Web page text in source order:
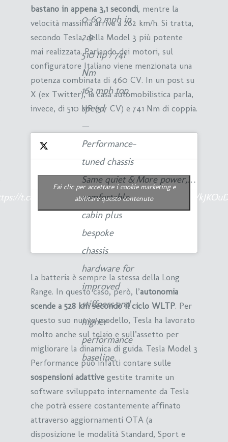
bastano in appena 3,1 secondi, mentre la
velocità massima arriva a 262 km/h. Si tratta,
secondo Tesla, della Model 3 più potente
mai realizzata. Parlando dei motori, sul
configuratore Italiano viene menzionata una
potenza combinata di 460 CV. In un post su
X (ex Twitter), la casa automobilistica parla,
invece, di 510 HP (517 CV) e 741 Nm di coppia.
t.co/IEF8dpRyvJ
0-60 mph in
2.9
510 hp / 741
Nm
163 mph top
speed
—
Performance-
tuned chassis
Same quiet &
comfortable
cabin plus
bespoke
chassis
hardware for
improved
stiffness and
higher
performance
baseline.
More power,…
pic.twitter.com/
Fai clic per accettare i cookie marketing e
abilitare questo contenuto
La batteria è sempre la stessa della Long
Range. In questo caso, però, l’autonomia
scende a 528 km secondo il ciclo WLTP. Per
questo suo nuovo modello, Tesla ha lavorato
molto anche sul telaio e sull’assetto per
migliorare la dinamica di guida. Tesla Model 3
Performance può infatti contare sulle
sospensioni adattive gestite tramite un
software sviluppato internamente da Tesla
che potrà essere costantemente affinato
attraverso aggiornamenti OTA (a
disposizione le modalità Standard, Sport e